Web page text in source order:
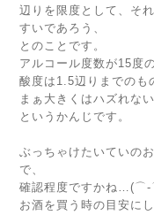
辺りを限度として、そ
すいであろう、
とのことです。
アルコール度数が15度
酸度は1.5辺りまでのも
まぁ大きくはハズれない
というかんじです。
ぶっちゃけたいていの
で、
確認程度ですかね
お酒を買う時の目安に